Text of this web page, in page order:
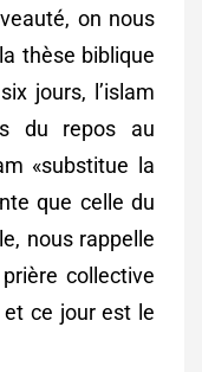
on nous
thèse biblique
jours, l’islam
du repos au
«substitue la
que celle du
nous rappelle
prière collective
ce jour est le